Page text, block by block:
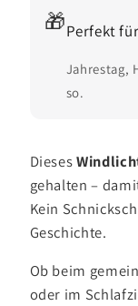
🎁Perfekt
Jahrestag,
so.
Dieses
gehalten –
Kein
Geschichte.
Ob beim
oder im